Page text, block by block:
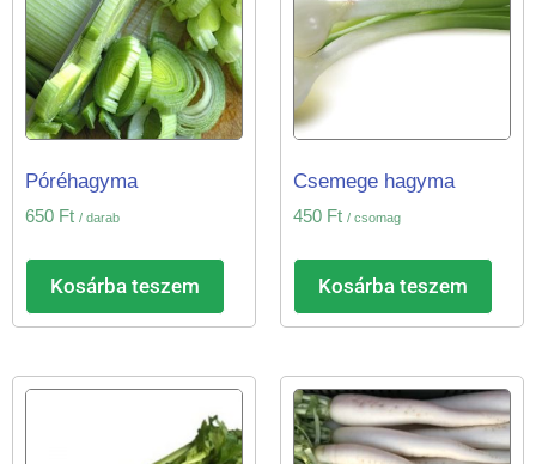
Póréhagyma
650 Ft / darab
Kosárba teszem
Csemege hagyma
450 Ft / csomag
Kosárba teszem